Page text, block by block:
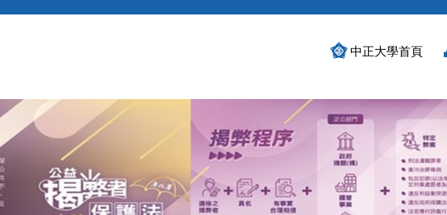
中正大學首頁